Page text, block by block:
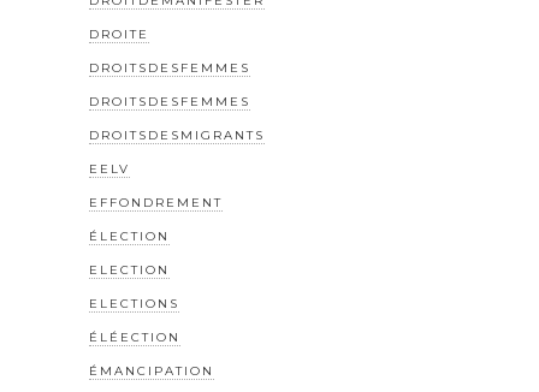
DROITE
DROITSDESFEMMES
DROITSDESFEMMES
DROITSDESMIGRANTS
EELV
EFFONDREMENT
ÉLECTION
ELECTION
ELECTIONS
ÉLÉECTION
ÉMANCIPATION